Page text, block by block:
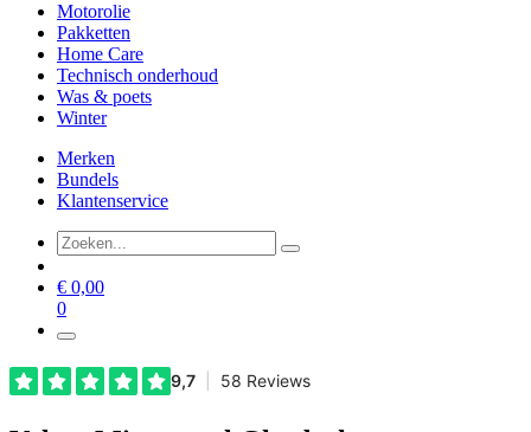
Motorolie
Pakketten
Home Care
Technisch onderhoud
Was & poets
Winter
Merken
Bundels
Klantenservice
€ 0,00
0